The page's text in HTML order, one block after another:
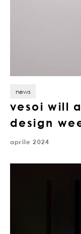
news
vesoi will
design
aprile 2024